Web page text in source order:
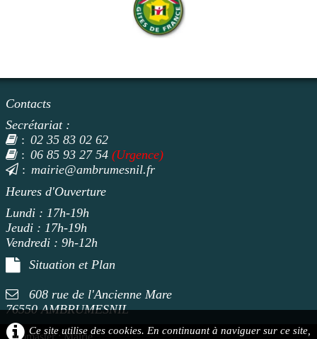
Contacts
Secrétariat :
: 02 35 83 02 62
: 06 85 93 27 54 (Urgence)
: mairie@ambrumesnil.fr
Heures d'Ouverture
Lundi : 17h-19h
Jeudi : 17h-19h
Vendredi : 9h-12h
Situation et Plan
608 rue de l'Ancienne Mare
76550 AMBRUMESNIL
Webmaster : Mairie
Ce site utilise des cookies. En continuant à naviguer sur ce site,